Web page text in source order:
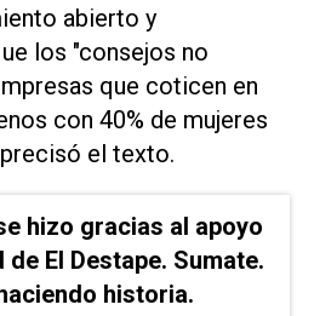
abierto y
los "consejos no
que coticen en
con 40% de mujeres
el texto.
hizo gracias al apoyo
El Destape. Sumate.
historia.